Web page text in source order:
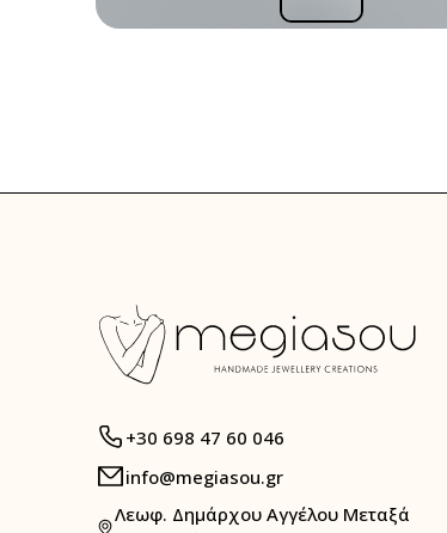
+30 698 47 60 046
info@megiasou.gr
Λεωφ. Δημάρχου Αγγέλου Μεταξά